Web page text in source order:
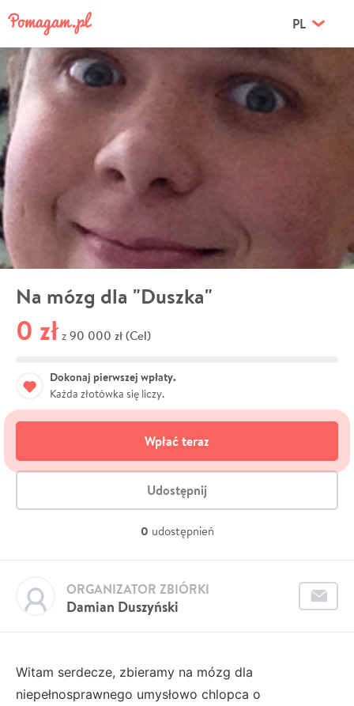
PL
Na mózg dla "Duszka"
0 zł z 90 000 zł (Cel)
Dokonaj pierwszej wpłaty.
Każda złotówka się liczy.
Wpłać teraz
Udostępnij
0 udostępnień
Damian Duszyński
ORGANIZATOR ZBIÓRKI
Witam serdecze, zbieramy na mózg dla
niepełnosprawnego umysłowo chlopca o